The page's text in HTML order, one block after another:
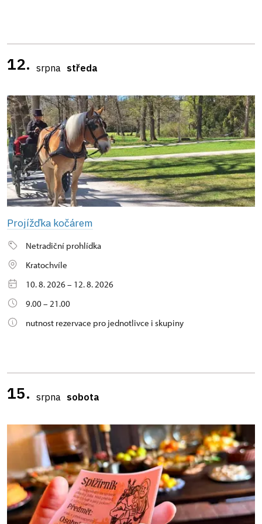
12. srpna středa
Projížďka kočárem
Netradiční prohlídka
Kratochvíle
10. 8. 2026 – 12. 8. 2026
9.00 – 21.00
nutnost rezervace pro jednotlivce i skupiny
15. srpna sobota